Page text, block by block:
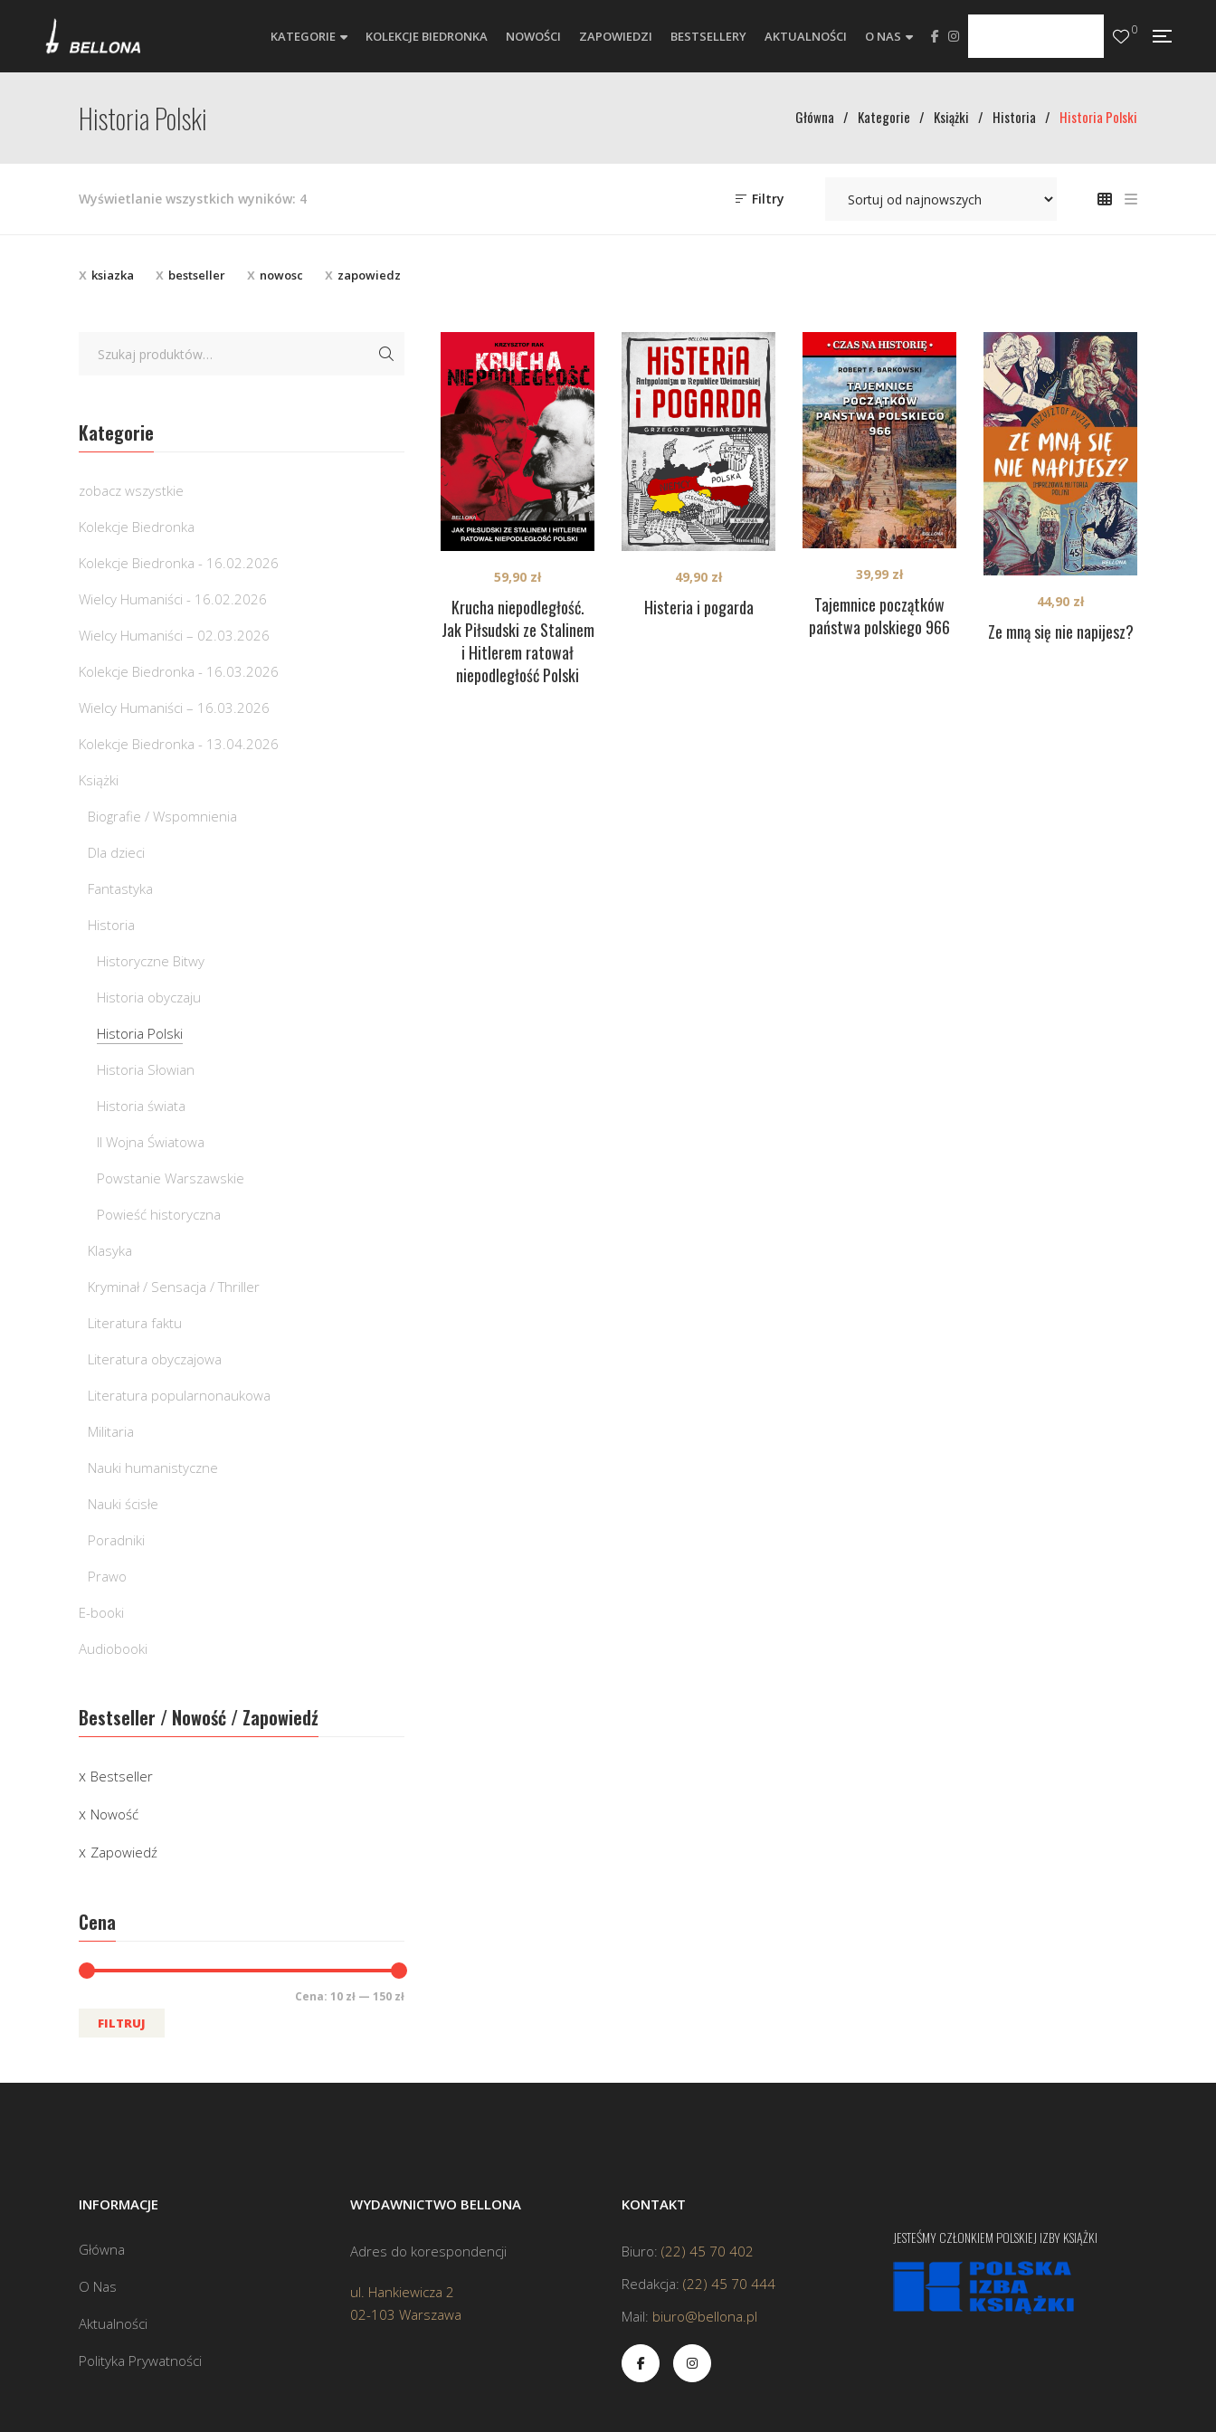
KATEGORIE KOLEKCJE BIEDRONKA NOWOŚCI ZAPOWIEDZI BESTSELLERY AKTUALNOŚCI O NAS 0
Historia Polski Główna / Kategorie / Książki / Historia / Historia Polski
Wyświetlanie wszystkich wyników: 4Posortowane
Filtry
ksiazka bestseller nowosc zapowiedz
Krucha niepodległość.
Jak Piłsudski ze Stalinem
i Hitlerem ratował
niepodległość Polski
59,90 zł
Histeria i pogarda
49,90 zł
Tajemnice początków
państwa polskiego 966
39,99 zł
Ze mną się nie napijesz?
44,90 zł
Kategorie
zobacz wszystkie
Kolekcje Biedronka
Kolekcje Biedronka - 16.02.2026
Wielcy Humaniści - 16.02.2026
Wielcy Humaniści – 02.03.2026
Kolekcje Biedronka - 16.03.2026
Wielcy Humaniści – 16.03.2026
Kolekcje Biedronka - 13.04.2026
Książki
Biografie / Wspomnienia
Dla dzieci
Fantastyka
Historia
Historyczne Bitwy
Historia obyczaju
Historia Polski
Historia Słowian
Historia świata
II Wojna Światowa
Powstanie Warszawskie
Powieść historyczna
Klasyka
Kryminał / Sensacja / Thriller
Literatura faktu
Literatura obyczajowa
Literatura popularnonaukowa
Militaria
Nauki humanistyczne
Nauki ścisłe
Poradniki
Prawo
E-booki
Audiobooki
Bestseller / Nowość / Zapowiedź
Bestseller
Nowość
Zapowiedź
Cena
FILTRUJ
Cena: 10 zł — 150 zł
INFORMACJE
Główna
O Nas
Aktualności
Polityka Prywatności
WYDAWNICTWO BELLONA
Adres do korespondencji
ul. Hankiewicza 2
02-103 Warszawa
KONTAKT
Biuro: (22) 45 70 402
Redakcja: (22) 45 70 444
Mail: biuro@bellona.pl
JESTEŚMY CZŁONKIEM POLSKIEJ IZBY KSIĄŻKI